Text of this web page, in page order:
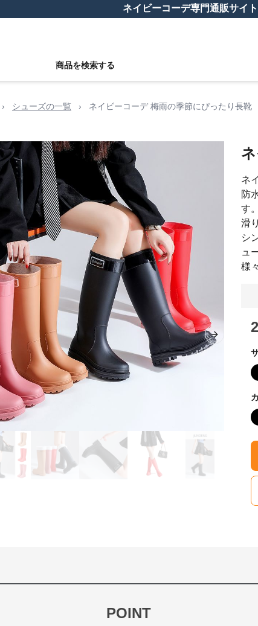
ネイビーコーデ専門通販サイ
商品を検索する
› シューズの一覧 › ネイビーコーデ 梅雨の季節にぴったり長靴
Next slide
ネ
防
す。
滑
シ
ュ
様
POINT